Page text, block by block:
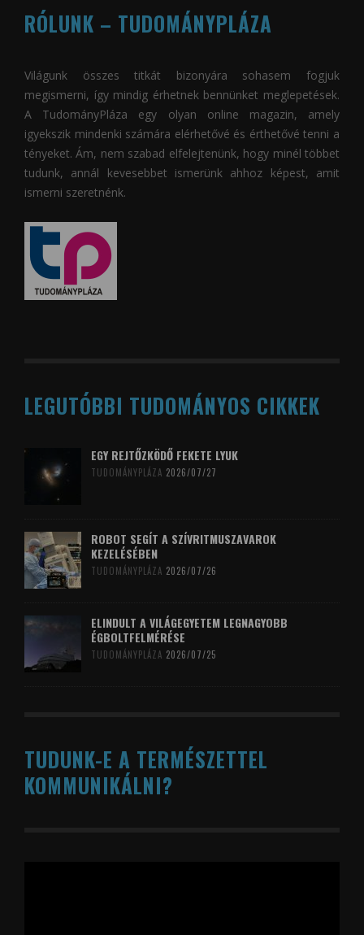
RÓLUNK – TUDOMÁNYPLÁZA
Világunk összes titkát bizonyára sohasem fogjuk
megismerni, így mindig érhetnek bennünket meglepetések.
A TudományPláza egy olyan online magazin, amely
igyekszik mindenki számára elérhetővé és érthetővé tenni a
tényeket. Ám, nem szabad elfelejtenünk, hogy minél többet
tudunk, annál kevesebbet ismerünk ahhoz képest, amit
ismerni szeretnénk.
LEGUTÓBBI TUDOMÁNYOS CIKKEK
EGY REJTŐZKÖDŐ FEKETE LYUK
TUDOMÁNYPLÁZA 2026/07/27
ROBOT SEGÍT A SZÍVRITMUSZAVAROK
KEZELÉSÉBEN
TUDOMÁNYPLÁZA 2026/07/26
ELINDULT A VILÁGEGYETEM LEGNAGYOBB
ÉGBOLTFELMÉRÉSE
TUDOMÁNYPLÁZA 2026/07/25
TUDUNK-E A TERMÉSZETTEL
KOMMUNIKÁLNI?